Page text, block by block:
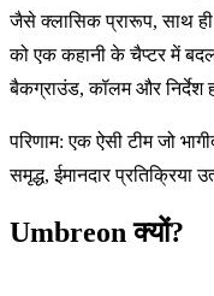
जैसे क्लासिक प्रारूप, साथ ही
को एक कहानी के चैप्टर में
बैकग्राउंड, कॉलम और निर्देश
परिणाम: एक ऐसी टीम जो
समृद्ध, ईमानदार प्रतिक्रिया
Umbreon क्यों?